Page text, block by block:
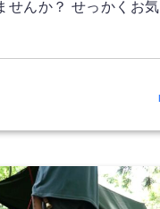
せんか？ せっかくお